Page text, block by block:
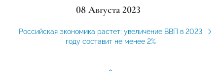
08 Августа 2023
Российская экономика растет: увеличение ВВП в 2023
году составит не менее 2%